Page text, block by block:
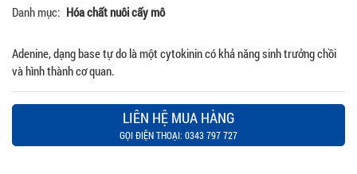
Danh mục: Hóa chất nuôi cấy mô
Adenine, dạng base tự do là một cytokinin có khả năng sinh trưởng chồi
và hình thành cơ quan.
LIÊN HỆ MUA HÀNG
GỌI ĐIỆN THOẠI: 0343 797 727